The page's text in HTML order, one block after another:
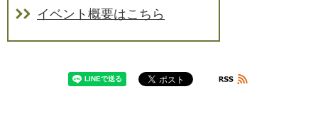
イベント概要はこちら